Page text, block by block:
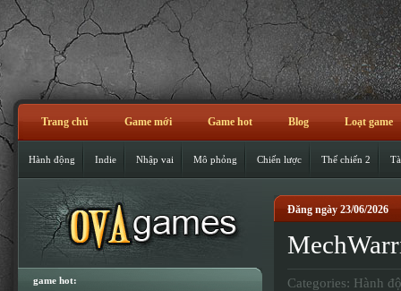
Trang chủ Game mới Game hot Blog Loạt game
Hành động Indie Nhập vai Mô phỏng Chiến lược Thế chiến 2
Đăng ngày 23/06/2026
Categories: Hành
game hot: